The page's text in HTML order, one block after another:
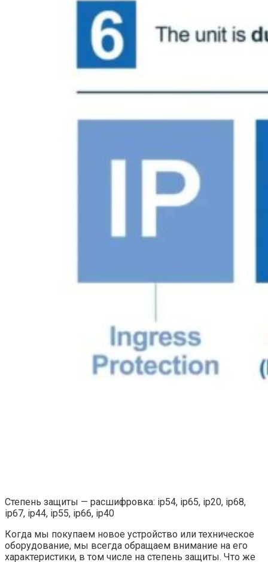
Степень защиты — расшифровка: ip54, ip65, ip20, ip68,
ip67, ip44, ip55, ip66, ip40
Когда мы покупаем новое устройство или техническое
оборудование, мы всегда обращаем внимание на его
характеристики, в том числе на степень защиты. Что же